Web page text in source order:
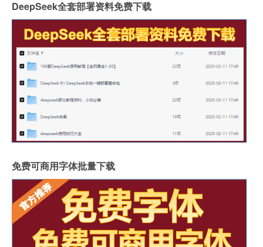
DeepSeek全套部署资料免费下载
免费可商用字体批量下载